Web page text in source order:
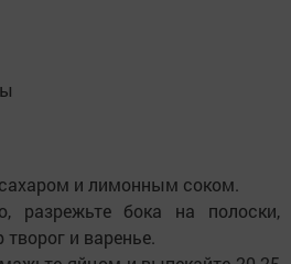
сахаром и лимонным соком.
разрежьте бока на полоски,
и варенье.